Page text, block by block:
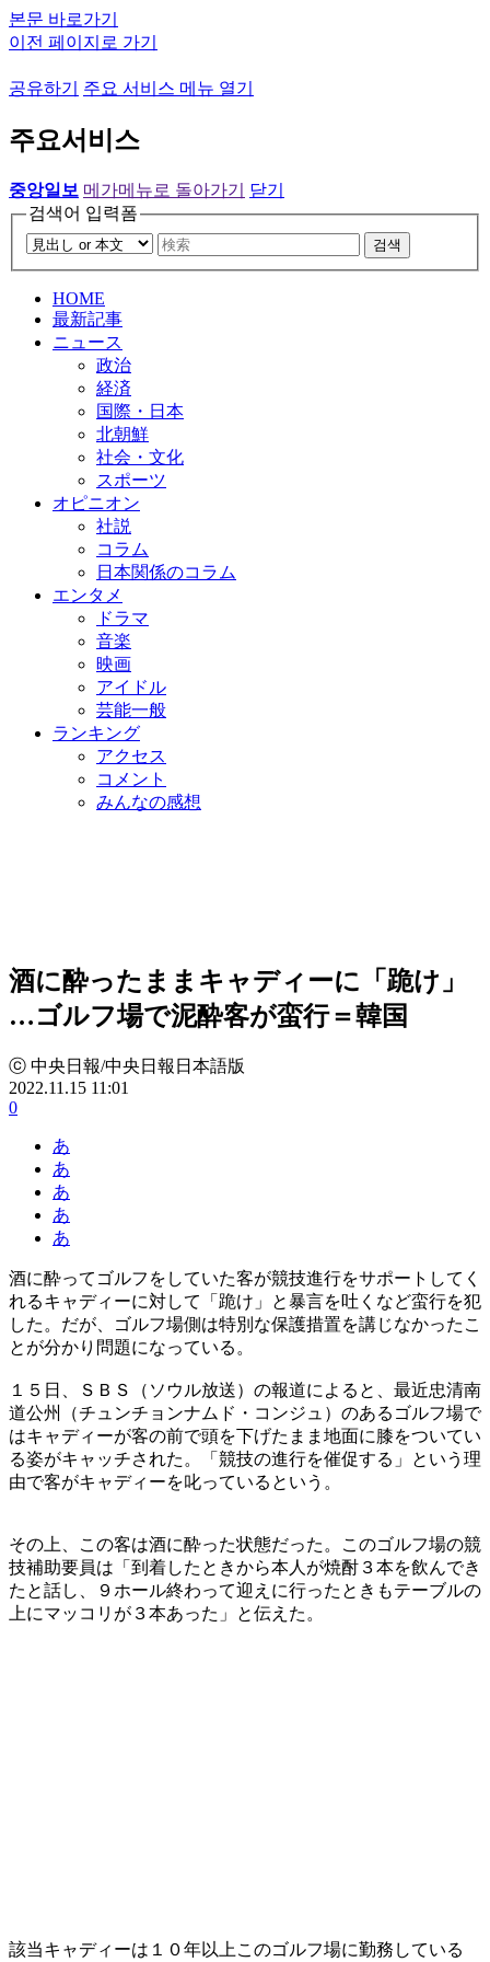
본문 바로가기
이전 페이지로 가기
공유하기 주요 서비스 메뉴 열기
주요서비스
중앙일보 메가메뉴로 돌아가기
닫기
검색어 입력폼
검색
HOME
最新記事
ニュース
政治
経済
国際・日本
北朝鮮
社会・文化
スポーツ
オピニオン
社説
コラム
日本関係のコラム
エンタメ
ドラマ
音楽
映画
アイドル
芸能一般
ランキング
アクセス
コメント
みんなの感想
酒に酔ったままキャディーに「跪け」
…ゴルフ場で泥酔客が蛮行＝韓国
ⓒ 中央日報/中央日報日本語版
2022.11.15 11:01
0
あ
あ
あ
あ
あ
酒に酔ってゴルフをしていた客が競技進行をサポートしてく
れるキャディーに対して「跪け」と暴言を吐くなど蛮行を犯
した。だが、ゴルフ場側は特別な保護措置を講じなかったこ
とが分かり問題になっている。
１５日、ＳＢＳ（ソウル放送）の報道によると、最近忠清南
道公州（チュンチョンナムド・コンジュ）のあるゴルフ場で
はキャディーが客の前で頭を下げたまま地面に膝をついてい
る姿がキャッチされた。「競技の進行を催促する」という理
由で客がキャディーを叱っているという。
その上、この客は酒に酔った状態だった。このゴルフ場の競
技補助要員は「到着したときから本人が焼酎３本を飲んでき
たと話し、９ホール終わって迎えに行ったときもテーブルの
上にマッコリが３本あった」と伝えた。
該当キャディーは１０年以上このゴルフ場に勤務している